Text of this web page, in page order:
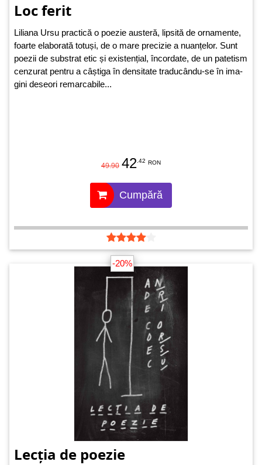
Loc ferit
Liliana Ursu practică o poezie austeră, lipsită de ornamente,
foarte elaborată totuși, de o mare precizie a nuanțelor. Sunt
poezii de substrat etic și existențial, încordate, de un patetism
cenzurat pentru a câștiga în densitate traducându-se în ima­
gini deseori remarcabile...
49.90 42.42 RON
Cumpără
-20%
Lecția de poezie